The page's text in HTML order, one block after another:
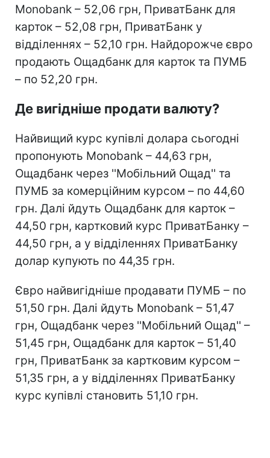
Monobank – 52,06 грн, ПриватБанк для
карток – 52,08 грн, ПриватБанк у
відділеннях – 52,10 грн. Найдорожче євро
продають Ощадбанк для карток та ПУМБ
– по 52,20 грн.
Де вигідніше продати валюту?
Найвищий курс купівлі долара сьогодні
пропонують Monobank – 44,63 грн,
Ощадбанк через ''Мобільний Ощад'' та
ПУМБ за комерційним курсом – по 44,60
грн. Далі йдуть Ощадбанк для карток –
44,50 грн, картковий курс ПриватБанку –
44,50 грн, а у відділеннях ПриватБанку
долар купують по 44,35 грн.
Євро найвигідніше продавати ПУМБ – по
51,50 грн. Далі йдуть Monobank – 51,47
грн, Ощадбанк через ''Мобільний Ощад'' –
51,45 грн, Ощадбанк для карток – 51,40
грн, ПриватБанк за картковим курсом –
51,35 грн, а у відділеннях ПриватБанку
курс купівлі становить 51,10 грн.